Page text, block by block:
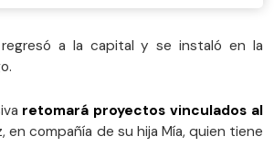
regresó a la capital y se instaló en la
retomará proyectos vinculados al
en compañía de su hija Mía, quien tiene